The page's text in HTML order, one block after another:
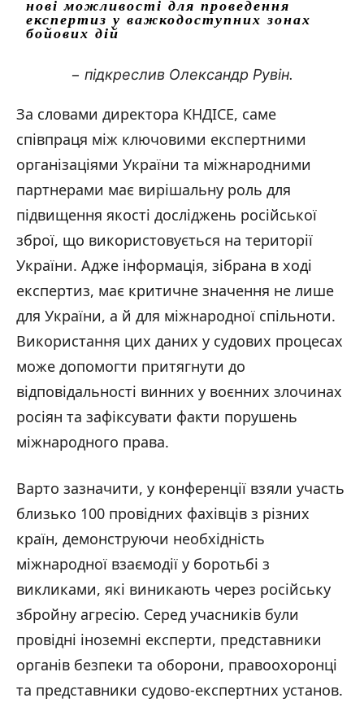
нові можливості для проведення
експертиз у важкодоступних зонах
бойових дій
− підкреслив Олександр Рувін.
За словами директора КНДІСЕ, саме
співпраця між ключовими експертними
організаціями України та міжнародними
партнерами має вирішальну роль для
підвищення якості досліджень російської
зброї, що використовується на території
України. Адже інформація, зібрана в ході
експертиз, має критичне значення не лише
для України, а й для міжнародної спільноти.
Використання цих даних у судових процесах
може допомогти притягнути до
відповідальності винних у воєнних злочинах
росіян та зафіксувати факти порушень
міжнародного права.
Варто зазначити, у конференції взяли участь
близько 100 провідних фахівців з різних
країн, демонструючи необхідність
міжнародної взаємодії у боротьбі з
викликами, які виникають через російську
збройну агресію. Серед учасників були
провідні іноземні експерти, представники
органів безпеки та оборони, правоохоронці
та представники судово-експертних установ.